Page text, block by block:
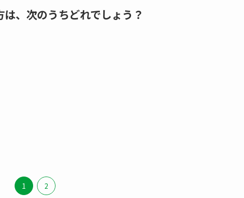
、次のうちどれでしょう？
1 2